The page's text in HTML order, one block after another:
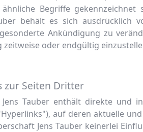
Begriffe gekennzeichnet
behält es sich ausdrücklich
Ankündigung zu
oder endgültig
zur Seiten Dritter
Tauber enthält direkte und
auf deren aktuelle
Jens Tauber keinerlei